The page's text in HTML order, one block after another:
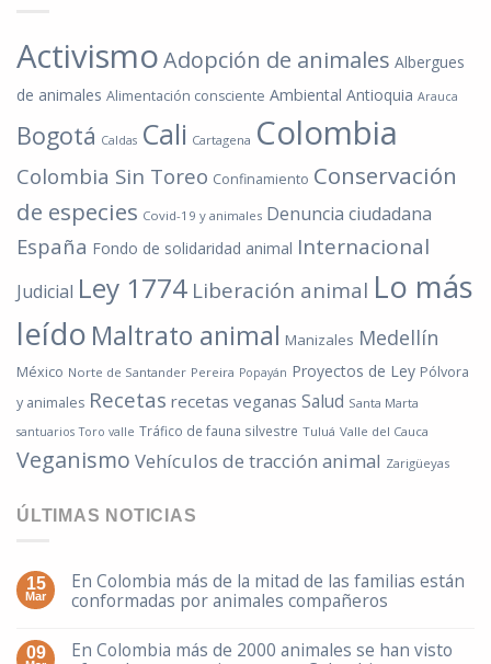
ActivismoAdopción de animales Albergues
de animales Alimentación consciente Ambiental Antioquia Arauca
Bogotá Caldas Cali Cartagena Colombia
Colombia Sin Toreo Confinamiento Conservación
de especies Covid-19 y animales Denuncia ciudadana
España Fondo de solidaridad animal Internacional
Judicial Ley 1774 Liberación animal Lo más
leído Maltrato animal Manizales Medellín
México Norte de Santander Pereira Popayán Proyectos de Ley Pólvora
y animales Recetas recetas veganas Salud Santa Marta
santuarios Toro valle Tráfico de fauna silvestre Tuluá Valle del Cauca
Veganismo Vehículos de tracción animal Zarigüeyas
ÚLTIMAS NOTICIAS
15
Mar
En Colombia más de la mitad de las familias están
conformadas por animales compañeros
09
En Colombia más de 2000 animales se han visto